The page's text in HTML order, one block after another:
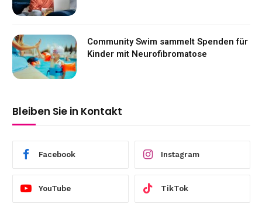
Community Swim sammelt Spenden für
Kinder mit Neurofibromatose
Bleiben Sie in Kontakt
Facebook Instagram
YouTube TikTok